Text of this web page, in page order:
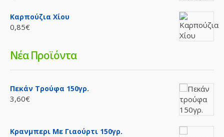
Καρπούζια Χίου
0,85€
Νέα Προϊόντα
Πεκάν Τρούφα 150γρ.
3,60€
Κρανμπερι Με Γιαούρτι 150γρ.